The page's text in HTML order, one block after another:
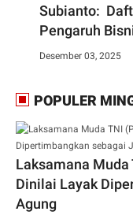
Subianto:
Pengaruh
Desember 03, 2025
POPULER
Laksamana Muda
Dinilai Layak
Agung